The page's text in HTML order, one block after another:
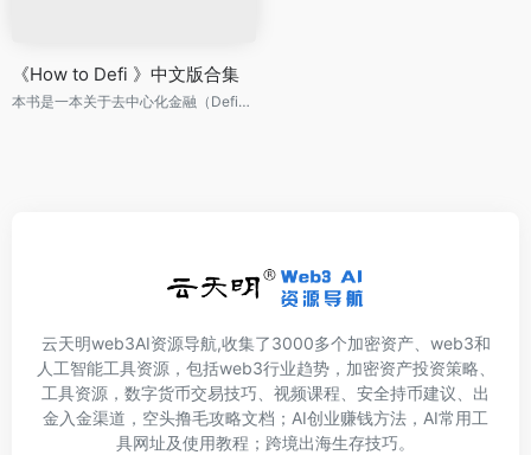
《How to Defi 》中文版合集
本书是一本关于去中心化金融（Defi）的高级指南，涵盖了比特币、以太坊、Solana、Polygon等公链项目生态、核心技术以及行情价值及长期发展趋势，同时介绍了Defi、NFT以及元宇宙等内容。
云天明web3AI资源导航,收集了3000多个加密资产、web3和
人工智能工具资源，包括web3行业趋势，加密资产投资策略、
工具资源，数字货币交易技巧、视频课程、安全持币建议、出
金入金渠道，空头撸毛攻略文档；AI创业赚钱方法，AI常用工
具网址及使用教程；跨境出海生存技巧。